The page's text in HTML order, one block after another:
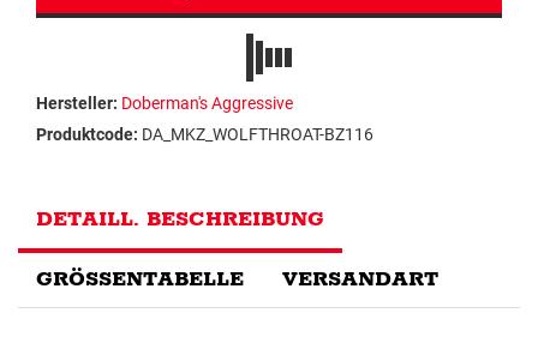
Hersteller: Doberman's Aggressive
Produktcode: DA_MKZ_WOLFTHROAT-BZ116
DETAILL. BESCHREIBUNG
GRÖSSENTABELLE VERSANDART